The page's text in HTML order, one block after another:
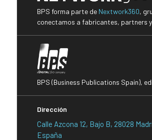
BPS forma parte de Nextwork360,
conectamos a fabricantes, partners
BPS (Business Publications Spain),
Dirección
Calle Azcona 12, Bajo B, 28028
España